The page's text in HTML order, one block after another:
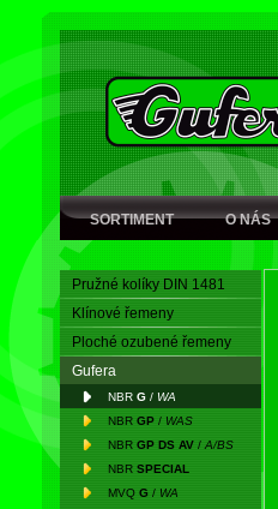
SORTIMENT O NÁS
Pružné kolíky DIN 1481
Klínové řemeny
Ploché ozubené řemeny
Gufera
NBR G / WA
NBR GP / WAS
NBR GP DS AV / A/BS
NBR SPECIAL
MVQ G / WA